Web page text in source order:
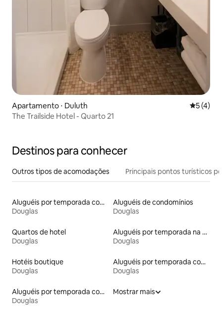
Apartamento ⋅ Duluth 5 de
5 (4)
The Trailside Hotel - Quarto 21
Destinos para conhecer
Outros tipos de acomodações Principais pontos turísticos
Aluguéis por temporada com caiaque
Douglas
Aluguéis de condomínios
Douglas
Quartos de hotel
Douglas
Aluguéis por temporada na orla
Douglas
Hotéis boutique
Douglas
Aluguéis por temporada com acesso à praia
Douglas
Aluguéis por temporada com café da manhã
Douglas
Mostrar mais